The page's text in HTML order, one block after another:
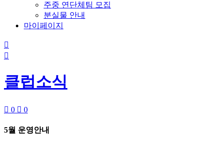
주중 연단체팀 모집
분실물 안내
마이페이지


클럽소식
 0  0
5월 운영안내